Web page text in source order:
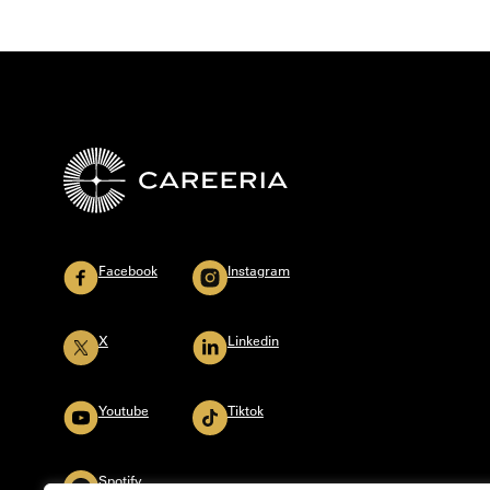
Facebook
X
Youtube
Spotify
Instagram
Linkedin
Tiktok